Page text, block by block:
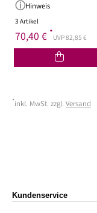
Hinweis
3 Artikel
70,40 € *UVP 82,85 €
*inkl. MwSt. zzgl. Versand
Kundenservice